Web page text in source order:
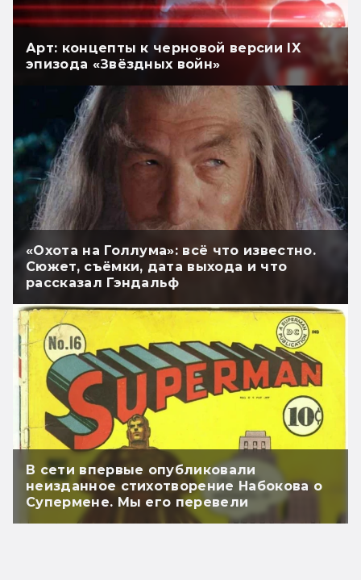
Арт: концепты к черновой версии IX
эпизода «Звёздных войн»
«Охота на Голлума»: всё что известно.
Сюжет, съёмки, дата выхода и что
рассказал Гэндальф
В сети впервые опубликовали
неизданное стихотворение Набокова о
Супермене. Мы его перевели